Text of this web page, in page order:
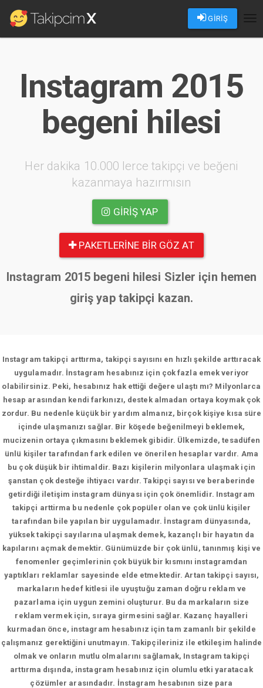
GİRİŞ
Instagram 2015
begeni hilesi
Her dakika 10.000 lerce takipçi ve beğeni
kazanmaya hazırmısın
GIRIŞ YAP
PAKETLERINE BIR GÖZ AT
Instagram 2015 begeni hilesi Sizler için hemen
giriş yap takipçi kazan.
Instagram takipçi arttırma, takipçi sayısını en hızlı şekilde arttıracak
uygulamadır. İnstagram hesabınız için çok fazla emek veriyor
olabilirsiniz. Peki, hesabınız hak ettiği değere ulaştı mı? Milyonlarca
hesap arasından kendi farkınızı, destek almadan ortaya koymak çok
zordur. Bu nedenle küçük bir yardım almanız, birçok kişiye kısa süre
içinde ulaşmanızı sağlar. Bir köşede beğenilmeyi beklemek,
mucizenin ortaya çıkmasını beklemek gibidir. Ülkemizde, tesadüfen
ünlü kişiler tarafından fark edilen ve önerilen hesaplar vardır. Ama
bu çok düşük bir ihtimaldir. Bazı kişilerin milyonlara ulaşmak için
şanstan çok desteğe ihtiyacı vardır. Takipçi sayısı ve beraberinde
getirdiği iletişim instagram dünyası için çok önemlidir. Instagram
takipçi arttirma bu nedenle çok popüler olan ve çok ünlü kişiler
tarafından bile yapılan bir uygulamadır. İnstagram dünyasında,
yüksek takipçi sayılarına ulaşmak demek, kazançlı bir hayatın da
kapılarını açmak demektir. Günümüzde bir çok ünlü, tanınmış kişi ve
fenomenler geçimlerinin çok büyük bir kısmını instagramdan
yaptıkları reklamlar sayesinde elde etmektedir. Artan takipçi sayısı,
markaların hedef kitlesi ile uyuştuğu zaman doğru reklam ve
pazarlama için uygun zemini oluşturur. Bu da markaların size
reklam vermek için, sıraya girmesini sağlar. Kazanç hayalleri
kurmadan önce, instagram hesabınız için tam zamanlı bir şekilde
çalışmanız gerektiğini unutmayın. Takipçileriniz ile etkileşim halinde
olmak ve onların mutlu olmalarını sağlamak, Instagram takipçi
arttırma dışında, instagram hesabınız için olumlu etki yaratacak
çözümler arasındadır. İnstagram hesabının size para